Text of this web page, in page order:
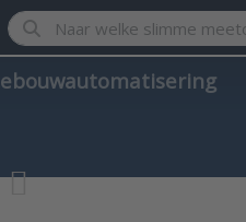
Enter a search term.